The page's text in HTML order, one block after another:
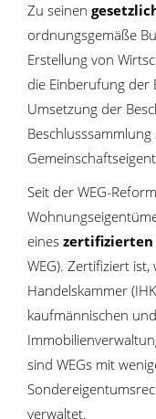
Zu seinen
ordnungsgemäße
Erstellung von
die Einberufung der
Umsetzung der
Seit der WEG-
eines zertifizierten
WEG). Zertifiziert
Handelskammer
kaufmännischen
sind WEGs mit
verwaltet.